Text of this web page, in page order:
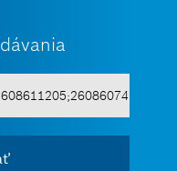
aspoň 3 znaky.